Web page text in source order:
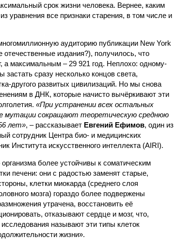
срок жизни человека. Вернее, каким
уравнения все признаки старения, в том числе и
аудиторию публикации New York
отечественные издания?), получилось, что
а максимальным – 29 921 год. Неплохо: одному-
сразу несколько концов света,
другого развитых цивилизаций. Но мы снова
в ДНК, которые начисто вычёркивают эти
«При устранении всех остальных
мутации сокращают теоретическую среднюю
лет», – рассказывает Евгений Ефимов, один из
сотрудник Центра био- и медицинских
Института искусственного интеллекта (AIRI).
более устойчивы к соматическим
печени: они с радостью заменят старые,
клетки миокарда (среднего слоя
мозга) гораздо более подвержены
утрачена, восстановить её
отказывают сердце и мозг, что,
называют эти типы клеток
жизни».